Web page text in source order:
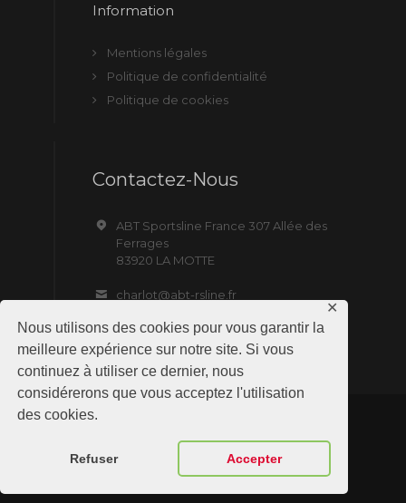
Nous utilisons des cookies pour vous garantir la
meilleure expérience sur notre site. Si vous
continuez à utiliser ce dernier, nous
considérerons que vous acceptez l'utilisation
des cookies.
Refuser Accepter
✕
Information
Mentions légales
Politique de confidentialité
Politique de cookies
Contactez-Nous
ABT Sportsline France 307 Allée des
Ferrages
83920 LA MOTTE
charlot@abt-rsline.fr
ABT Sportsline France © 2019 All Rights
Reserved. Site by NMD SAS